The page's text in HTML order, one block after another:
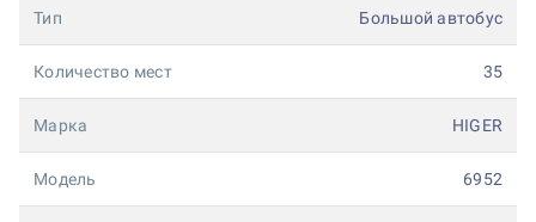
Тип Большой автобус
Количество мест 35
Марка HIGER
Модель 6952